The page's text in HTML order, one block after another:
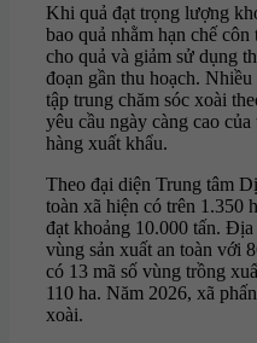
Khi quả đạt trọng lượng
bao quả nhằm hạn chế
cho quả và giảm sử dụng
đoạn gần thu hoạch.
tập trung chăm sóc xoài
yêu cầu ngày càng cao
hàng xuất khẩu.
Theo đại diện Trung tâm
toàn xã hiện có trên 1.350
đạt khoảng 10.000 tấn.
vùng sản xuất an toàn với
có 13 mã số vùng trồng
110 ha. Năm 2026, xã
xoài.